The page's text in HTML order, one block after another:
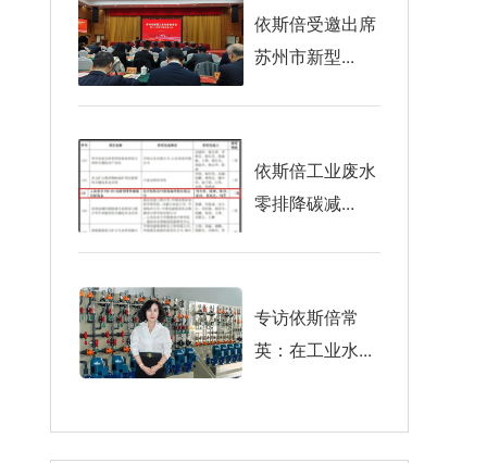
依斯倍受邀出席
苏州市新型...
依斯倍工业废水
零排降碳减...
专访依斯倍常
英：在工业水...